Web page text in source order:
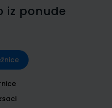
iz ponude